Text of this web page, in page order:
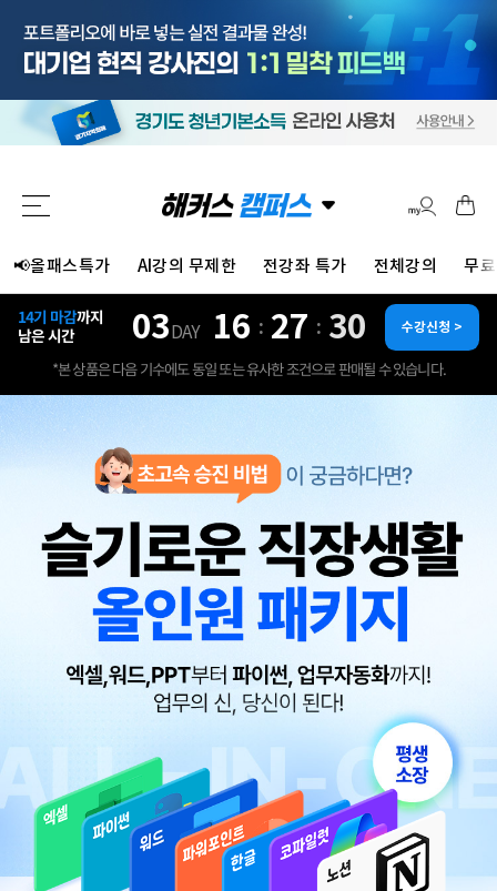
📢올패스특가 AI강의 무제한 전강좌 특가 전체강의 무
14기 마감까지
남은 시간
03 DAY 16 : 27 : 28 수강신청 >
*본 상품은 다음 기수에도 동일 또는 유사한 조건으로 판매될 수 있습니다.